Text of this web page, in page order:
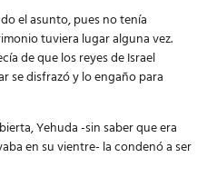
el asunto, pues no tenía
tuviera lugar alguna vez.
de que los reyes de Israel
se disfrazó y lo engaño para
Yehuda -sin saber que era
en su vientre- la condenó a ser